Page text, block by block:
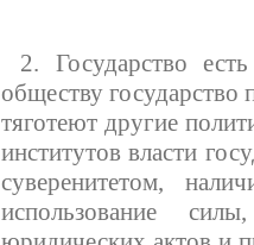
2. Государство
обществу государство
тяготеют другие
институтов власти
суверенитетом,
использование